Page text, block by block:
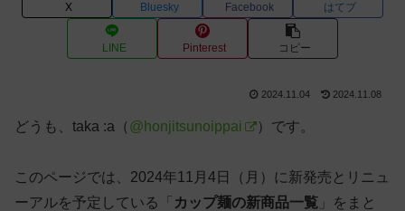
X Bluesky Facebook はてブ
LINE Pinterest コピー
2024.11.04 2024.11.08
どうも、taka :a（ @honjitsunoippai ）です。
このページでは、2024年11月4日（月）に新発売とリニュ
ーアルを予定している「 カップ麺の新商品一覧 」をまと